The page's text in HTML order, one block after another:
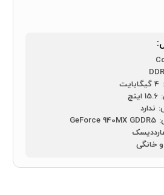
4 گیگابایت
15.6 اینچ
ندارد
GeForce 940MX GDDR5
خانگی